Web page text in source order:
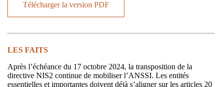
Télécharger la version PDF
LES FAITS
Après l’échéance du 17 octobre 2024, la transposition de la
directive NIS2 continue de mobiliser l’ANSSI. Les entités
essentielles et importantes doivent déjà s’aligner sur les articles 20